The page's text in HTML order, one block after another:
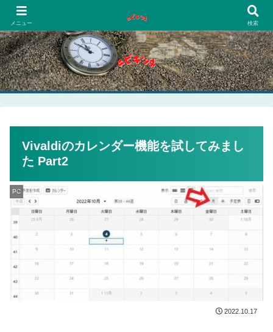
Vivaldiのカレンダー機能を試してみまし
た Part2
PC
2022.10.17
メニュー 検索